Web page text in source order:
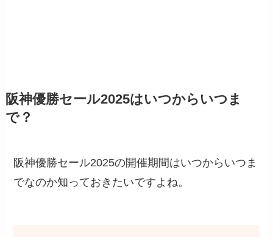
阪神優勝セール2025はいつからいつま
で？
阪神優勝セール2025の開催期間はいつからいつま
でなのか知っておきたいですよね。